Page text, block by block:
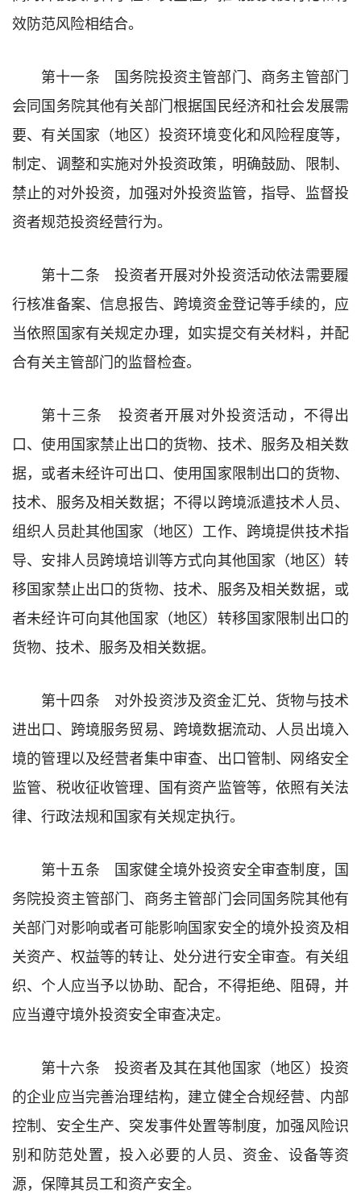
效防范风险相结合。
第十一条 国务院投资主管部门、商务主管部门
会同国务院其他有关部门根据国民经济和社会发展需
要、有关国家（地区）投资环境变化和风险程度等，
制定、调整和实施对外投资政策，明确鼓励、限制、
禁止的对外投资，加强对外投资监管，指导、监督投
资者规范投资经营行为。
第十二条 投资者开展对外投资活动依法需要履
行核准备案、信息报告、跨境资金登记等手续的，应
当依照国家有关规定办理，如实提交有关材料，并配
合有关主管部门的监督检查。
第十三条 投资者开展对外投资活动，不得出
口、使用国家禁止出口的货物、技术、服务及相关数
据，或者未经许可出口、使用国家限制出口的货物、
技术、服务及相关数据；不得以跨境派遣技术人员、
组织人员赴其他国家（地区）工作、跨境提供技术指
导、安排人员跨境培训等方式向其他国家（地区）转
移国家禁止出口的货物、技术、服务及相关数据，或
者未经许可向其他国家（地区）转移国家限制出口的
货物、技术、服务及相关数据。
第十四条 对外投资涉及资金汇兑、货物与技术
进出口、跨境服务贸易、跨境数据流动、人员出境入
境的管理以及经营者集中审查、出口管制、网络安全
监管、税收征收管理、国有资产监管等，依照有关法
律、行政法规和国家有关规定执行。
第十五条 国家健全境外投资安全审查制度，国
务院投资主管部门、商务主管部门会同国务院其他有
关部门对影响或者可能影响国家安全的境外投资及相
关资产、权益等的转让、处分进行安全审查。有关组
织、个人应当予以协助、配合，不得拒绝、阻碍，并
应当遵守境外投资安全审查决定。
第十六条 投资者及其在其他国家（地区）投资
的企业应当完善治理结构，建立健全合规经营、内部
控制、安全生产、突发事件处置等制度，加强风险识
别和防范处置，投入必要的人员、资金、设备等资
源，保障其员工和资产安全。